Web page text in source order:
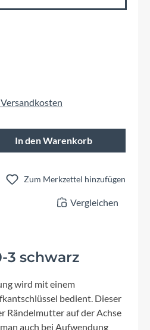
Gib den gewünschten
In den Warenkorb
Zum Merkzettel hinzufügen
Vergleichen
3 schwarz
wird mit einem
bedient. Dieser
Rändelmutter auf der Achse
auch bei Aufwendung